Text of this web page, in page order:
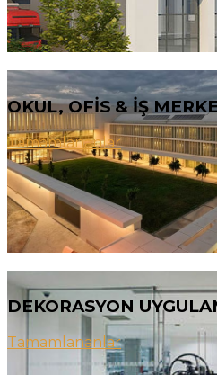
OKUL, OFİS & İŞ
Tamamlananlar
DEKORASYON
Tamamlananlar